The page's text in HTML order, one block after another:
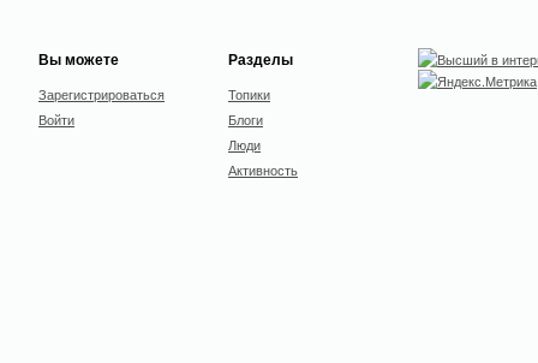
Вы можете
Зарегистрироваться
Войти
Разделы
Топики
Блоги
Люди
Активность